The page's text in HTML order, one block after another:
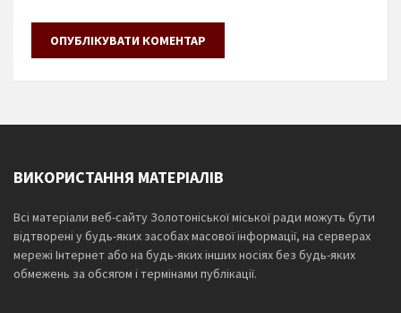
ВИКОРИСТАННЯ МАТЕРІАЛІВ
Всі матеріали веб-сайту Золотоніської міської ради можуть бути
відтворені у будь-яких засобах масової інформації, на серверах
мережі Інтернет або на будь-яких інших носіях без будь-яких
обмежень за обсягом і термінами публікації.